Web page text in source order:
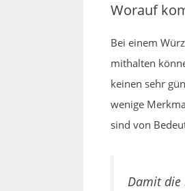
Worauf
Bei einem
mithalten
keinen sehr
wenige
sind von
Damit die